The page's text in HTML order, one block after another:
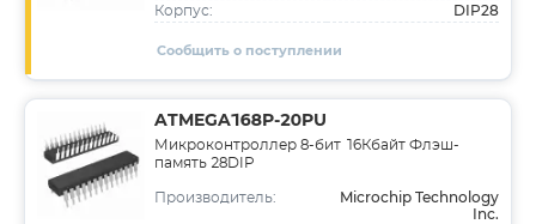
Корпус: DIP28
Сообщить о поступлении
ATMEGA168P-20PU
Микроконтроллер 8-бит 16Кбайт Флэш-
память 28DIP
Производитель:
Microchip Technology
Inc.